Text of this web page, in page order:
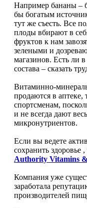
Бустеры тестостерона
ЗМА
Антиоксиданты
Борьба со стрессом
НАЗАД
5-HTP
Магний + В6
Vitauct
WTF LABZ
Свой Путь
Например бананы –
бы богатым
тут же съесть. Все
плоды вбирают в
фруктов к нам
зелеными и
магазинов. Есть ли в
состава – сказать
Витаминно-
продаются в аптеке,
спортсменам,
и не всегда дают
микронутриентов.
Если вы ведете
сохранить
Authority Vitamins
Компания уже
заработала
производителей